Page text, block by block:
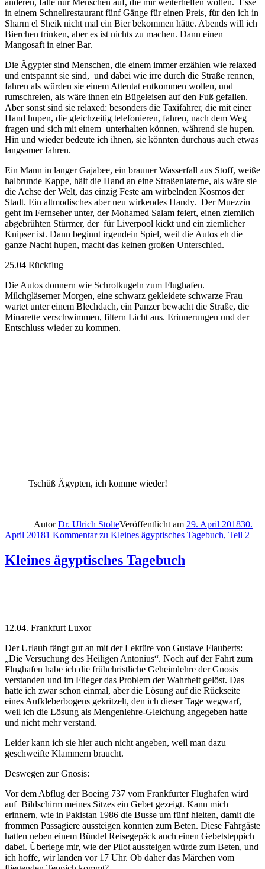
in einem Schnellrestaurant fünf Gänge für einen Preis, für den ich in
Sharm el Sheik nicht mal ein Bier bekommen hätte. Abends will ich
Bierchen trinken, aber es ist nichts zu machen. Dann einen
Mangosaft in einer Bar.
Die Ägypter sind Menschen, die einem immer erzählen wie relaxed
und entspannt sie sind, und dabei wie irre durch die Straße rennen,
fahren als würden sie einem Attentat entkommen wollen, und
rumschreien, als wäre ihnen ein Bügeleisen auf den Fuß gefallen.
Aber sonst sind sie relaxed: besonders die Taxifahrer, die mit einer
Hand hupen, die gleichzeitig telefonieren, fahren, nach dem Weg
fragen und sich mit einem unterhalten können, während sie hupen.
Hin und wieder bedeute ich ihnen, sie könnten durchaus auch etwas
langsamer fahren.
Ein Mann in langer Gajabee, ein brauner Wasserfall aus Stoff, weiße
halbrunde Kappe, hält die Hand an eine Straßenlaterne, als wäre sie
die Achse der Welt, das einzig Feste am wirbelnden Kosmos der
Stadt. Ein altmodisches aber neu wirkendes Handy. Der Muezzin
geht im Fernseher unter, der Mohamed Salam feiert, einen ziemlich
abgebrühten Stürmer, der für Liverpool kickt und ein ziemlicher
Knipser ist. Dann beginnt irgendein Spiel, weil die Autos eh die
ganze Nacht hupen, macht das keinen großen Unterschied.
25.04 Rückflug
Die Autos donnern wie Schrotkugeln zum Flughafen.
Milchgläserner Morgen, eine schwarz gekleidete schwarze Frau
wartet unter einem Blechdach, ein Panzer bewacht die Straße, die
Minarette verschwimmen, filtern Licht aus. Erinnerungen und der
Entschluss wieder zu kommen.
Tschüß Ägypten, ich komme wieder!
AutorDr. Ulrich StolteVeröffentlicht am 29. April 201830.
April 20181 Kommentarzu Kleines ägyptisches Tagebuch, Teil 2
Kleines ägyptisches Tagebuch
12.04. Frankfurt Luxor
Der Urlaub fängt gut an mit der Lektüre von Gustave Flauberts:
„Die Versuchung des Heiligen Antonius“. Noch auf der Fahrt zum
Flughafen habe ich die frühchristliche Geheimlehre der Gnosis
verstanden und im Flieger das Problem der Wahrheit gelöst. Das
hatte ich zwar schon einmal, aber die Lösung auf die Rückseite
eines Aufkleberbogens gekritzelt, den ich dieser Tage wegwarf,
weil ich die Lösung als Mengenlehre-Gleichung angegeben hatte
und nicht mehr verstand.
Leider kann ich sie hier auch nicht angeben, weil man dazu
geschweifte Klammern braucht.
Deswegen zur Gnosis:
Vor dem Abflug der Boeing 737 vom Frankfurter Flughafen wird
auf Bildschirm meines Sitzes ein Gebet gezeigt. Kann mich
erinnern, wie in Pakistan 1986 die Busse um fünf hielten, damit die
frommen Passagiere aussteigen konnten zum Beten. Diese Fahrgäste
hatten neben einem Bündel Reisegepäck auch einen Gebetsteppich
dabei. Überlege mir, wie der Pilot aussteigen würde zum Beten, und
ich hoffe, wir landen vor 17 Uhr. Ob daher das Märchen vom